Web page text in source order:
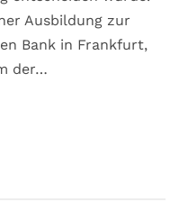
Ausbildung zur
Bank in Frankfurt,
der…